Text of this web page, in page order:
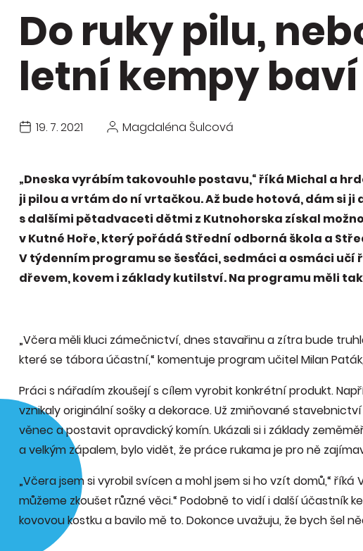
Publikace
změny
Do ruky pilu,
letní kempy
19. 7. 2021 Magdaléna Šulcová
„Dneska vyrábím takovouhle postavu,“ říká Michal a
ji pilou a vrtám do ní vrtačkou. Až bude hotová, dám si ji
s dalšími pětadvaceti dětmi z Kutnohorska získal
v Kutné Hoře, který pořádá Střední odborná škola a
V týdenním programu se šesťáci, sedmáci a osmáci
dřevem, kovem i základy kutilství. Na programu měli
„Včera měli kluci zámečnictví, dnes stavařinu a zítra bude
které se tábora účastní,“ komentuje program učitel Milan
Práci s nářadím zkoušejí s cílem vyrobit konkrétní produkt.
vznikaly originální sošky a dekorace. Už zmiňované
věnec a postavit opravdický komín. Ukázali si i základy
a velkým zápalem, bylo vidět, že práce rukama je pro ně
„Včera jsem si vyrobil svícen a mohl jsem si ho vzít domů,“ říká
můžeme zkoušet různé věci.“ Podobně to vidí i další účastník
kovovou kostku a bavilo mě to. Dokonce uvažuju, že bych šel